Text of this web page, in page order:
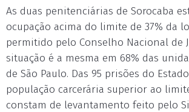
As duas penitenciárias de Sorocaba
ocupação acima do limite de 37% da
permitido pelo Conselho Nacional de
situação é a mesma em 68% das
de São Paulo. Das 95 prisões do
população carcerária superior ao
constam de levantamento feito pelo